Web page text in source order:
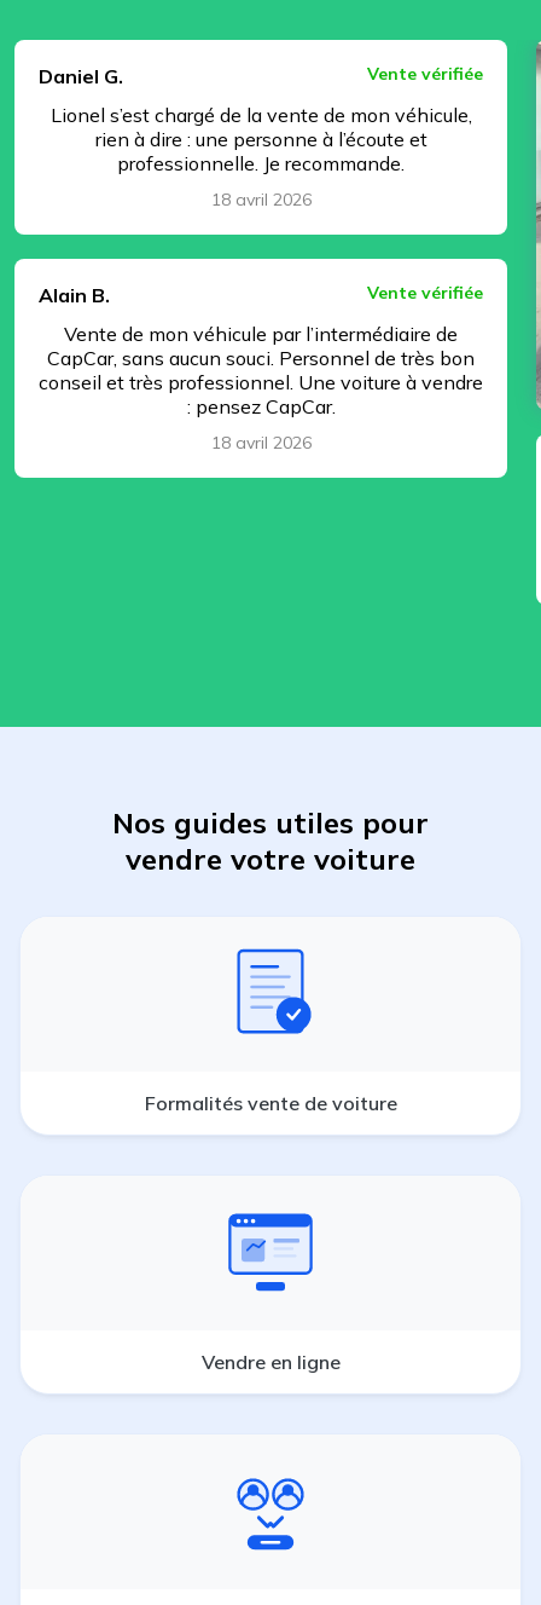
Daniel G.
Vente vérifiée
Lionel s’est chargé de la vente de mon véhicule,
rien à dire : une personne à l’écoute et
professionnelle. Je recommande.
18 avril 2026
Alain B. Vente vérifiée
Vente de mon véhicule par l’intermédiaire de
CapCar, sans aucun souci. Personnel de très bon
conseil et très professionnel. Une voiture à vendre
: pensez CapCar.
18 avril 2026
Nos guides utiles pour
vendre votre voiture
Formalités vente de voiture
Vendre en ligne